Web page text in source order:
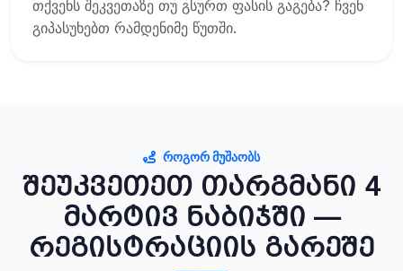
თქვენს შეკვეთაზე თუ გსურთ ფასის გაგება? ჩვენ
გიპასუხებთ რამდენიმე წუთში.
ᲠᲝᲒᲝᲠ ᲛᲣᲨᲐᲝᲑᲡ
შეუკვეთეთ თარგმანი 4
მარტივ ნაბიჯში —
რეგისტრაციის გარეშე